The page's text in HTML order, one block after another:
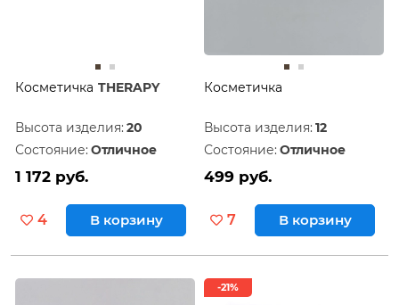
Косметичка THERAPY
Высота изделия: 20
Состояние: Отличное
1 172 руб.
4 В корзину
Косметичка
Высота изделия: 12
Состояние: Отличное
499 руб.
7 В корзину
-21%